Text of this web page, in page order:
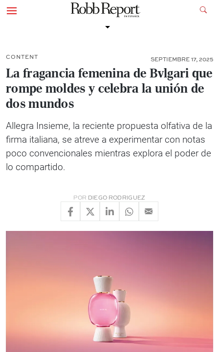
CONTENT SEPTIEMBRE 17, 2025
La fragancia femenina de Bvlgari que
rompe moldes y celebra la unión de
dos mundos
Allegra Insieme, la reciente propuesta olfativa de la
firma italiana, se atreve a experimentar con notas
poco convencionales mientras explora el poder de
lo compartido.
POR DIEGO RODRIGUEZ